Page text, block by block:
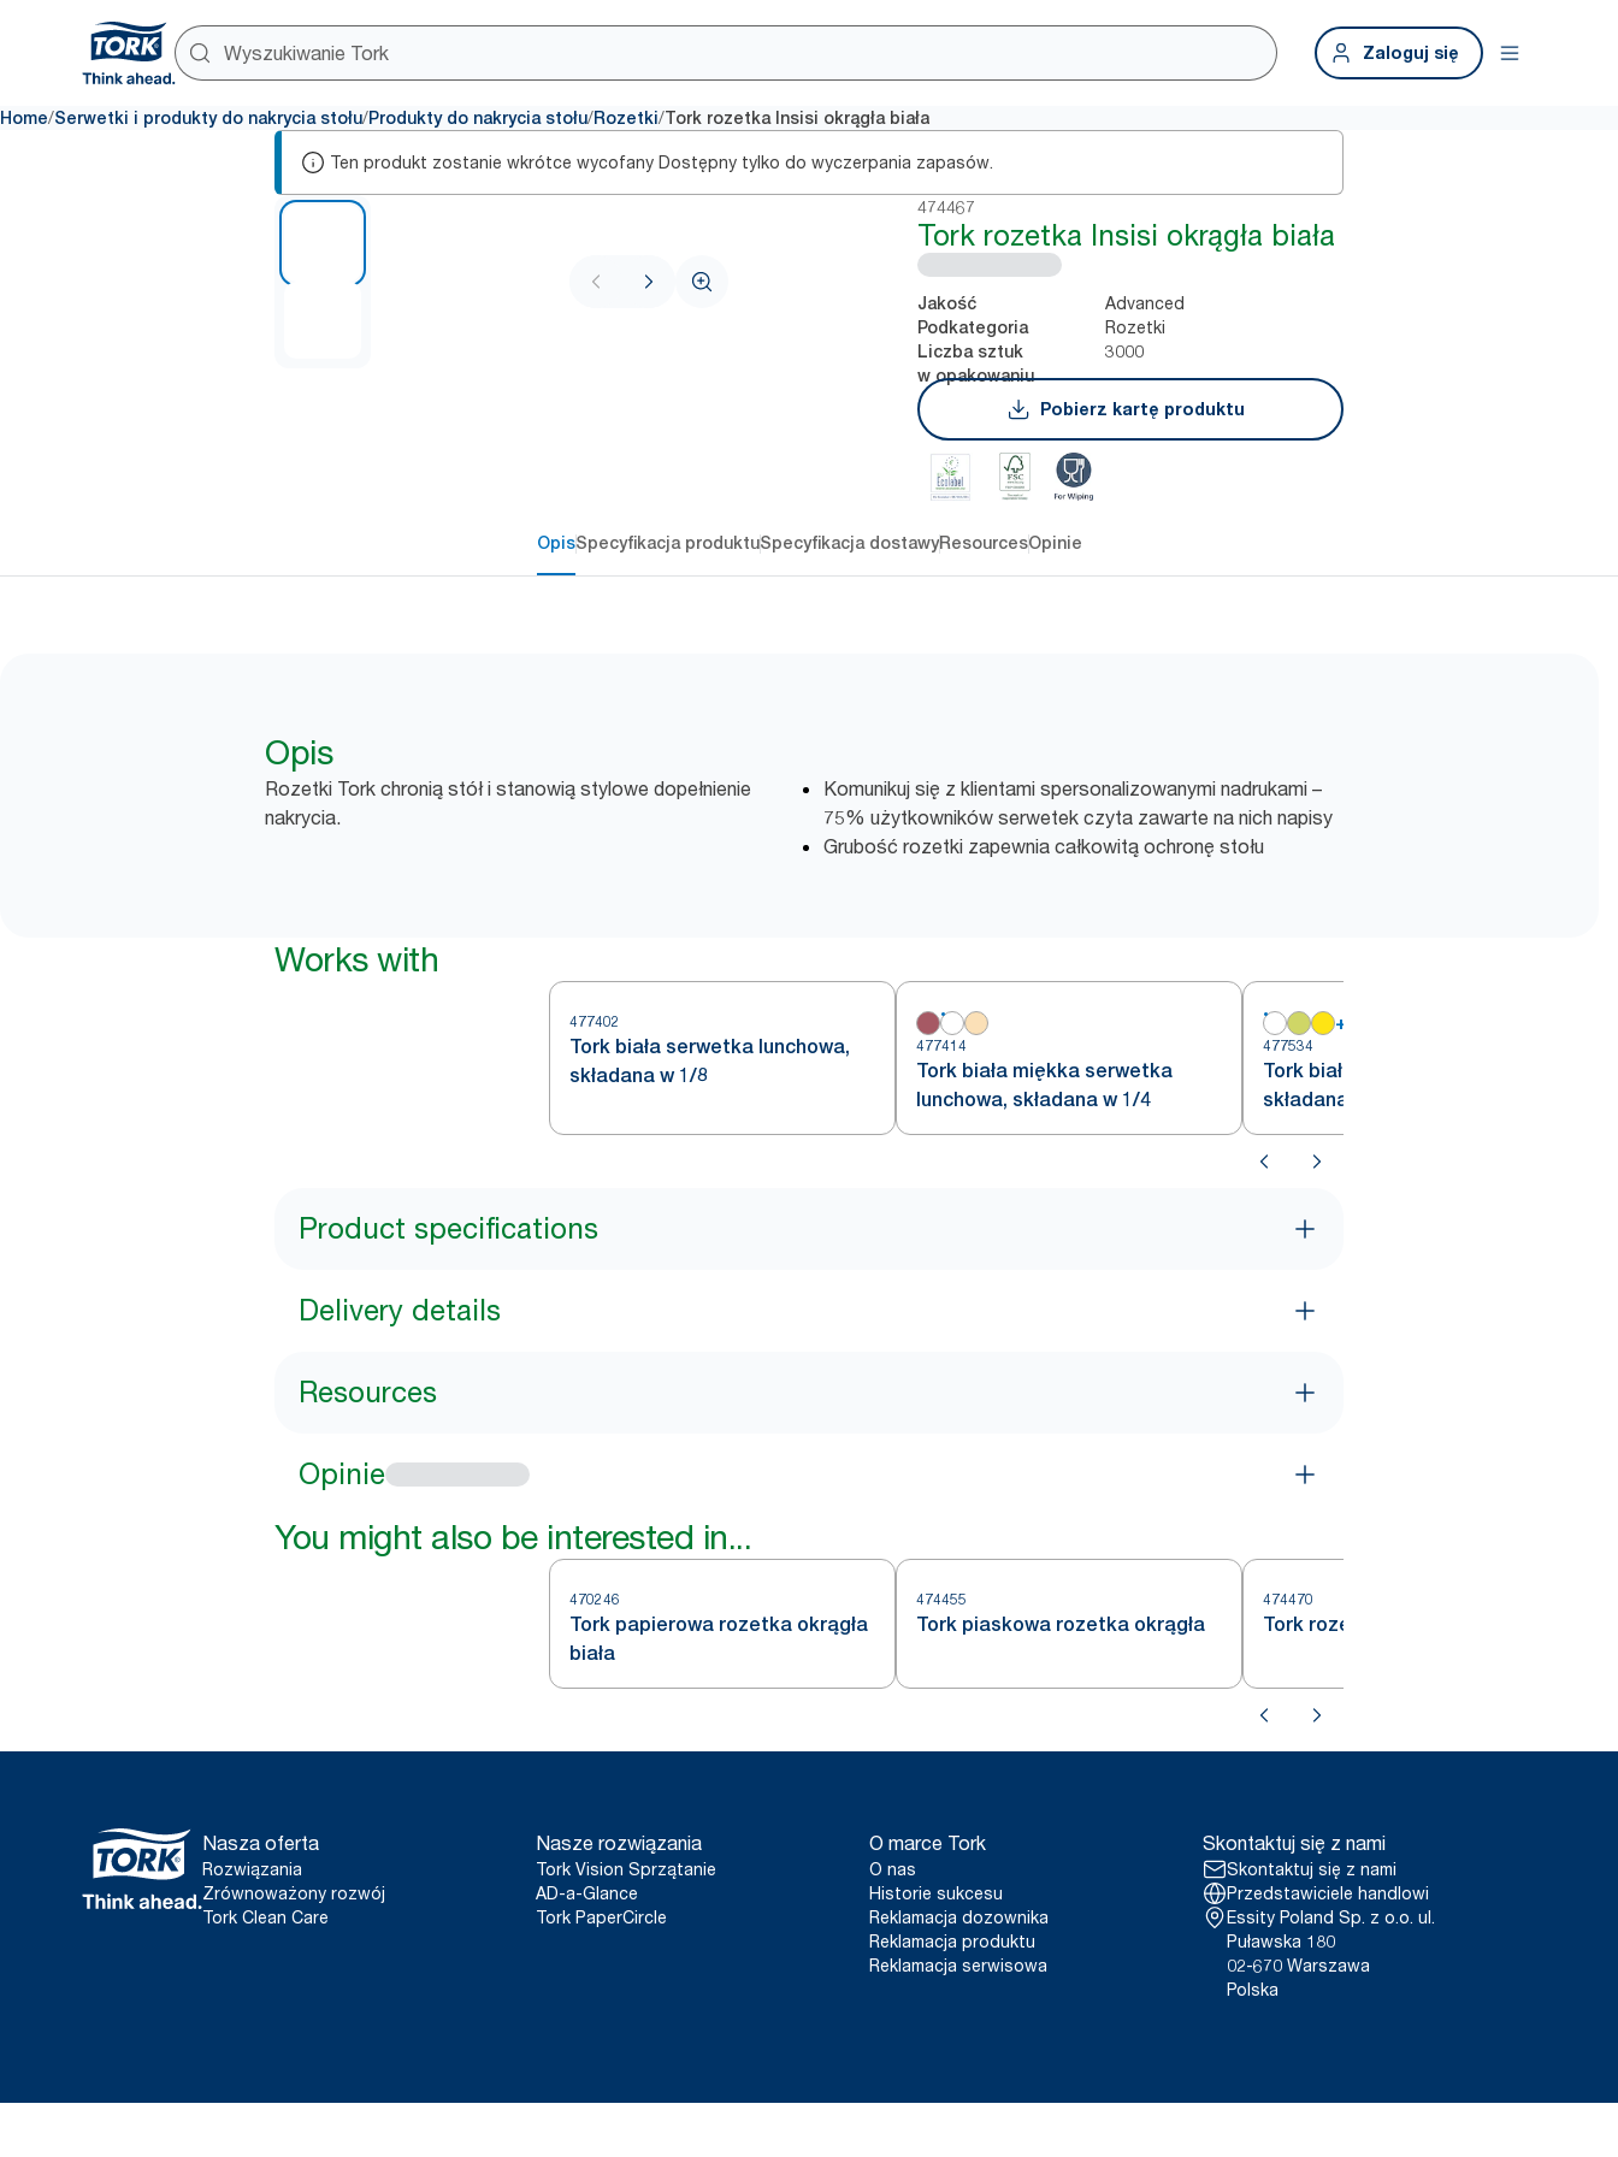
Zaloguj się
Home/Serwetki i produkty do nakrycia stołu/Produkty do nakrycia stołu/Rozetki/Tork rozetka Insisi okrągła biała
Ten produkt zostanie wkrótce wycofany Dostępny tylko do wyczerpania zapasów.
474467
Tork rozetka Insisi okrągła biała
Jakość Advanced
Podkategoria Rozetki
Liczba sztuk
w opakowaniu
3000
Pobierz kartę produktu
OpisSpecyfikacja produktuSpecyfikacja dostawyResourcesOpinie
Opis
Rozetki Tork chronią stół i stanowią stylowe dopełnienie
nakrycia.
Komunikuj się z klientami spersonalizowanymi nadrukami –
75% użytkowników serwetek czyta zawarte na nich napisy
Grubość rozetki zapewnia całkowitą ochronę stołu
Works with
477402
Tork biała serwetka lunchowa,
składana w 1/8
477414
Tork biała miękka serwetka
lunchowa, składana w 1/4
+
477534
Tork biała serwetka koktajlowa,
składana w 1/4
Product specifications
Delivery details
Resources
Opinie
You might also be interested in...
470246
Tork papierowa rozetka okrągła
biała
474455
Tork piaskowa rozetka okrągła
474470
Tork rozetka Floria okrągła biała
Nasza oferta
Rozwiązania
Zrównoważony rozwój
Tork Clean Care
Nasze rozwiązania
Tork Vision Sprzątanie
AD-a-Glance
Tork PaperCircle
O marce Tork
O nas
Historie sukcesu
Reklamacja dozownika
Reklamacja produktu
Reklamacja serwisowa
Skontaktuj się z nami
Skontaktuj się z nami
Przedstawiciele handlowi
Essity Poland Sp. z o.o. ul.
Puławska 180
02-670 Warszawa
Polska